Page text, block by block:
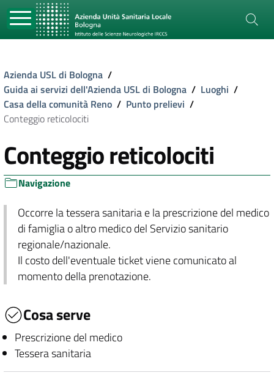
Azienda USL di Bologna /
Guida ai servizi dell'Azienda USL di Bologna / Luoghi /
Casa della comunità Reno / Punto prelievi /
Conteggio reticolociti
Conteggio reticolociti
Navigazione
Occorre la tessera sanitaria e la prescrizione del medico
di famiglia o altro medico del Servizio sanitario
regionale/nazionale.
Il costo dell'eventuale ticket viene comunicato al
momento della prenotazione.
Cosa serve
Prescrizione del medico
Tessera sanitaria